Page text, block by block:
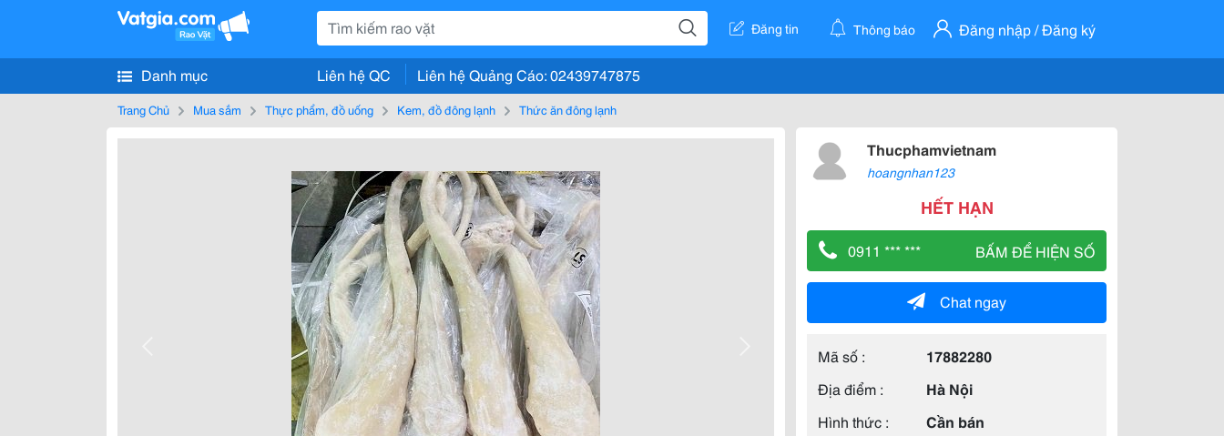
Đăng tin Thông báo Đăng nhập / Đăng ký
Danh mục Liên hệ QC Liên hệ Quảng Cáo: 02439747875
Trang Chủ Mua sắm Thực phẩm, đồ uống Kem, đồ đông lạnh Thức ăn đông lạnh
Thucphamvietnam
hoangnhan123
HẾT HẠN
0911 *** *** BẤM ĐỂ HIỆN SỐ
Chat ngay
Mã số :
17882280
Địa điểm :
Hà Nội
Hình thức :
Cần bán